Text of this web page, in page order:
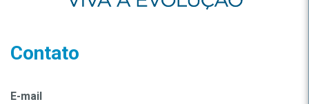
Contato
E-mail